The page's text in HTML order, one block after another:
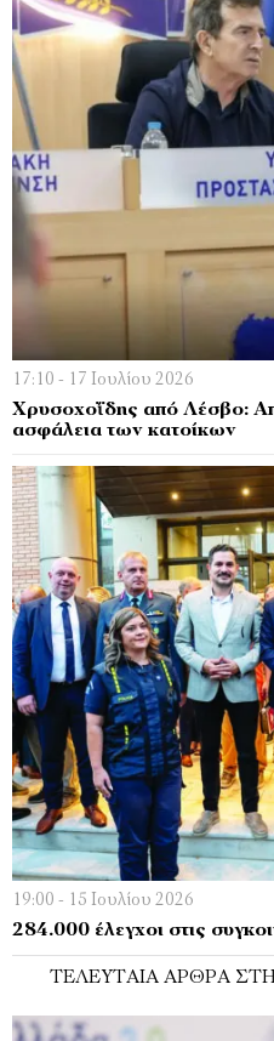
17:10 - 17 Ιουλίου 2026
Χρυσοχοΐδης από Λέσβο:
ασφάλεια των κατοίκων
19:00 - 15 Ιουλίου 2026
284.000 έλεγχοι στις
ΤΕΛΕΥΤΑΊΑ ΆΡΘΡΑ